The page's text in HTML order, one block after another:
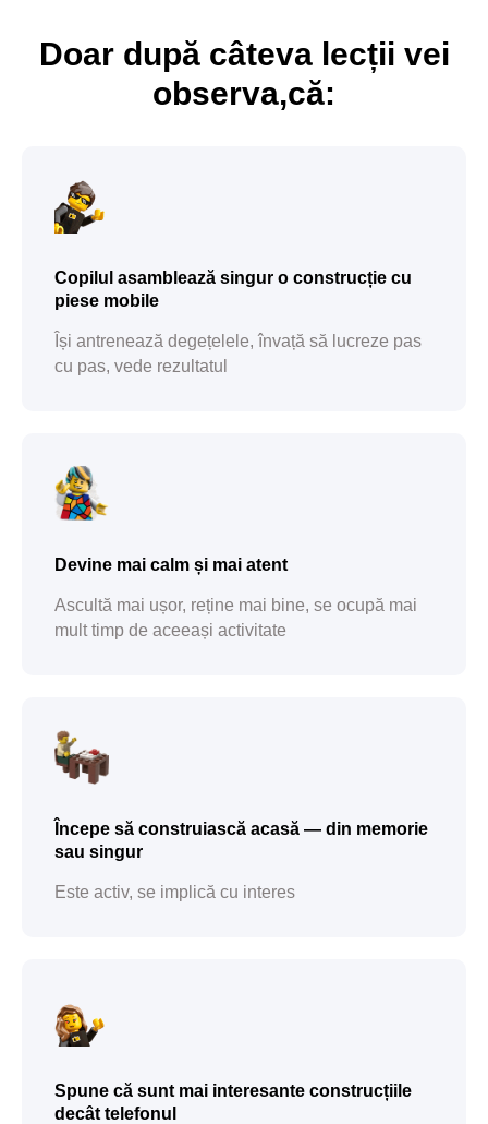
Doar după câteva lecții vei
observa,că:
Copilul asamblează singur o construcție cu
piese mobile
Își antrenează degețelele, învață să lucreze pas
cu pas, vede rezultatul
Devine mai calm și mai atent
Ascultă mai ușor, reține mai bine, se ocupă mai
mult timp de aceeași activitate
Începe să construiască acasă — din memorie
sau singur
Este activ, se implică cu interes
Spune că sunt mai interesante construcțiile
decât telefonul
© 2025 impact. Toate drepturile rezervate.